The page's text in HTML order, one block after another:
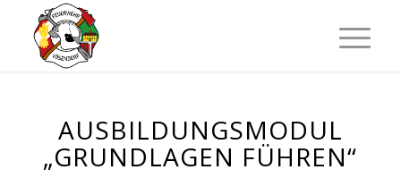
AUSBILDUNGSMODUL
„GRUNDLAGEN FÜHREN“